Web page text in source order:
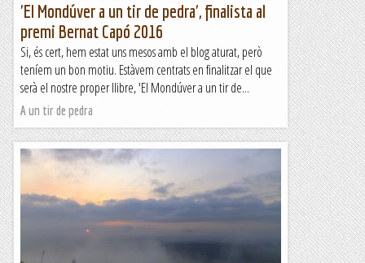
'El Mondúver a un tir de pedra', finalista al
premi Bernat Capó 2016
Si, és cert, hem estat uns mesos amb el blog aturat, però
teníem un bon motiu. Estàvem centrats en finalitzar el que
serà el nostre proper llibre, 'El Mondúver a un tir de...
A un tir de pedra